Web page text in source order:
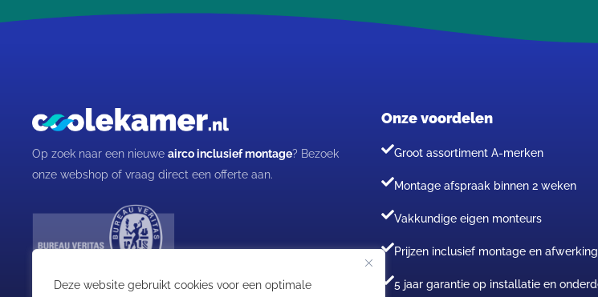
Deze website gebruikt cookies voor een optimale
Op zoek naar een nieuwe airco inclusief montage? Bezoek
onze webshop of vraag direct een offerte aan.
Onze voordelen
Groot assortiment A-merken
Montage afspraak binnen 2 weken
Vakkundige eigen monteurs
Prijzen inclusief montage en afwerking
5 jaar garantie op installatie en